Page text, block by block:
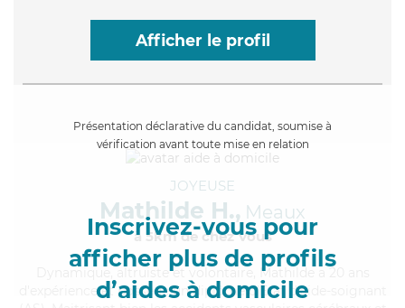
Afficher le profil
Présentation déclarative du candidat, soumise à
vérification avant toute mise en relation
Inscrivez-vous pour
afficher plus de profils
d’aides à domicile
JOYEUSE
Mathilde H., Meaux
à 5km de chez Vous
, altruiste et volontaire, Mathilde a 20 ans
d'expérience et possède un diplôme d'Etat d'aide-soignant